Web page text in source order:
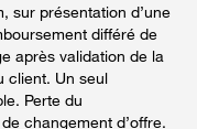
sur présentation d’une
différé de
après validation de la
client. Un seul
Perte du
changement d’offre.